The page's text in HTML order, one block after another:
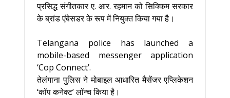
प्रसिद्ध संगीतकार ए. आर. रहमान को सिक्किम सरकार
के ब्रांड एंबेसडर के रूप में नियुक्त किया गया है।
Telangana police has launched a
mobile-based messenger application
‘Cop Connect’.
तेलंगाना पुलिस ने मोबाइल आधारित मैसेंजर एप्लिकेशन
‘कॉप कनेक्ट’ लॉन्च किया है।